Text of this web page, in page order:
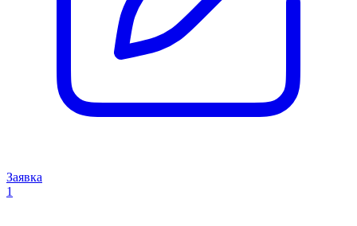
Заявка
1